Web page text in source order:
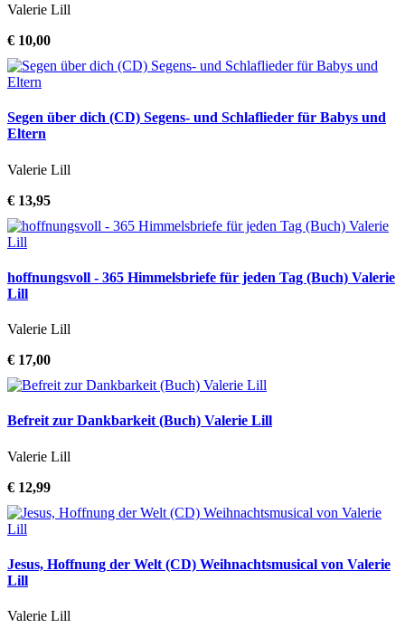
Valerie Lill
€ 10,00
Segen über dich (CD) Segens- und Schlaflieder für Babys und
Eltern
Valerie Lill
€ 13,95
hoffnungsvoll - 365 Himmelsbriefe für jeden Tag (Buch) Valerie
Lill
Valerie Lill
€ 17,00
Befreit zur Dankbarkeit (Buch) Valerie Lill
Valerie Lill
€ 12,99
Jesus, Hoffnung der Welt (CD) Weihnachtsmusical von Valerie
Lill
Valerie Lill